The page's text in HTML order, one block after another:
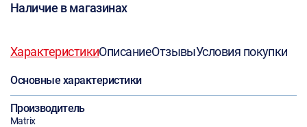
Наличие в магазинах
ХарактеристикиОписаниеОтзывыУсловия покупки
Основные характеристики
Производитель
Matrix